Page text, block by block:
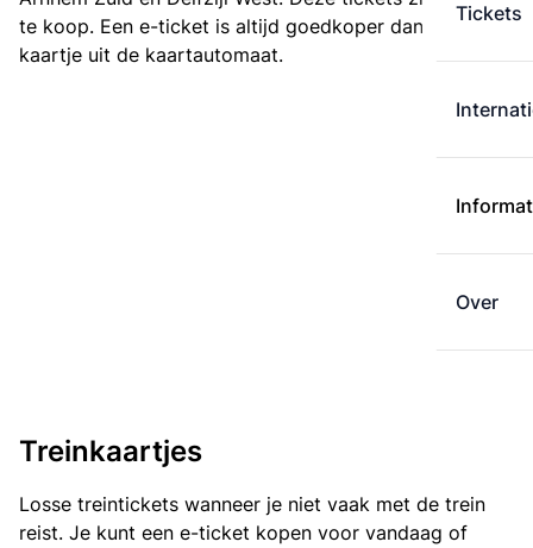
Tickets
Over
te koop. Een e-ticket is altijd goedkoper dan een
kaartje uit de kaartautomaat.
Treinkaartjes
Losse treintickets wanneer je niet vaak met de trein
reist. Je kunt een e-ticket kopen voor vandaag of